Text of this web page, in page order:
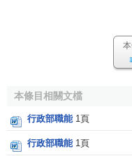
本條目相關文檔
行政部職能 1頁
行政部職能 1頁